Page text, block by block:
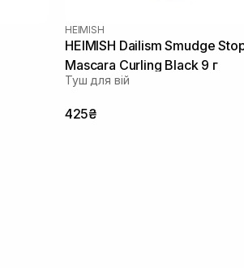
HEIMISH
HEIMISH Dailism Smudge
Mascara Curling Black 9 г
Туш для вій
425₴